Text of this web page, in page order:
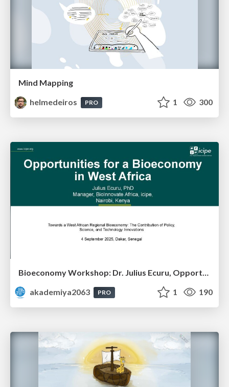
Mind Mapping
helmedeiros
PRO 1 300
Bioeconomy Workshop: Dr. Julius Ecuru, Opportunities for a Bioeconomy in West Africa
akademiya2063
PRO 1 190